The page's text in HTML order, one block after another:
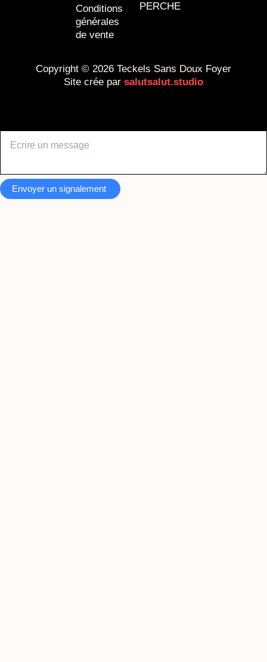
Conditions
générales
de vente
PERCHE
Copyright © 2026 Teckels Sans Doux Foyer
Site crée par salutsalut.studio